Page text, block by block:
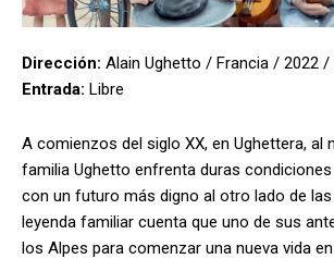
Dirección: Alain Ughetto / Francia / 2022
Entrada: Libre
A comienzos del siglo XX, en Ughettera, al
familia Ughetto enfrenta duras
con un futuro más digno al otro lado de
leyenda familiar cuenta que uno de sus
los Alpes para comenzar una nueva vida